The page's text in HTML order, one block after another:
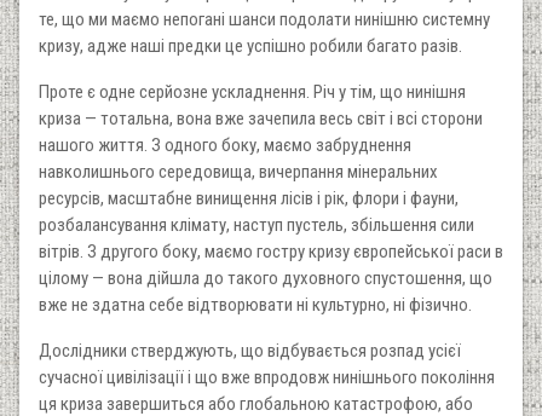
те, що ми маємо непогані шанси подолати нинішню системну
кризу, адже наші предки це успішно робили багато разів.
Проте є одне серйозне ускладнення. Річ у тім, що нинішня
криза — тотальна, вона вже зачепила весь світ і всі сторони
нашого життя. З одного боку, маємо забруднення
навколишнього середовища, вичерпання мінеральних
ресурсів, масштабне винищення лісів і рік, флори і фауни,
розбалансування клімату, наступ пустель, збільшення сили
вітрів. З другого боку, маємо гостру кризу європейської раси в
цілому — вона дійшла до такого духовного спустошення, що
вже не здатна себе відтворювати ні культурно, ні фізично.
Дослідники стверджують, що відбувається розпад усієї
сучасної цивілізації і що вже впродовж нинішнього покоління
ця криза завершиться або глобальною катастрофою, або